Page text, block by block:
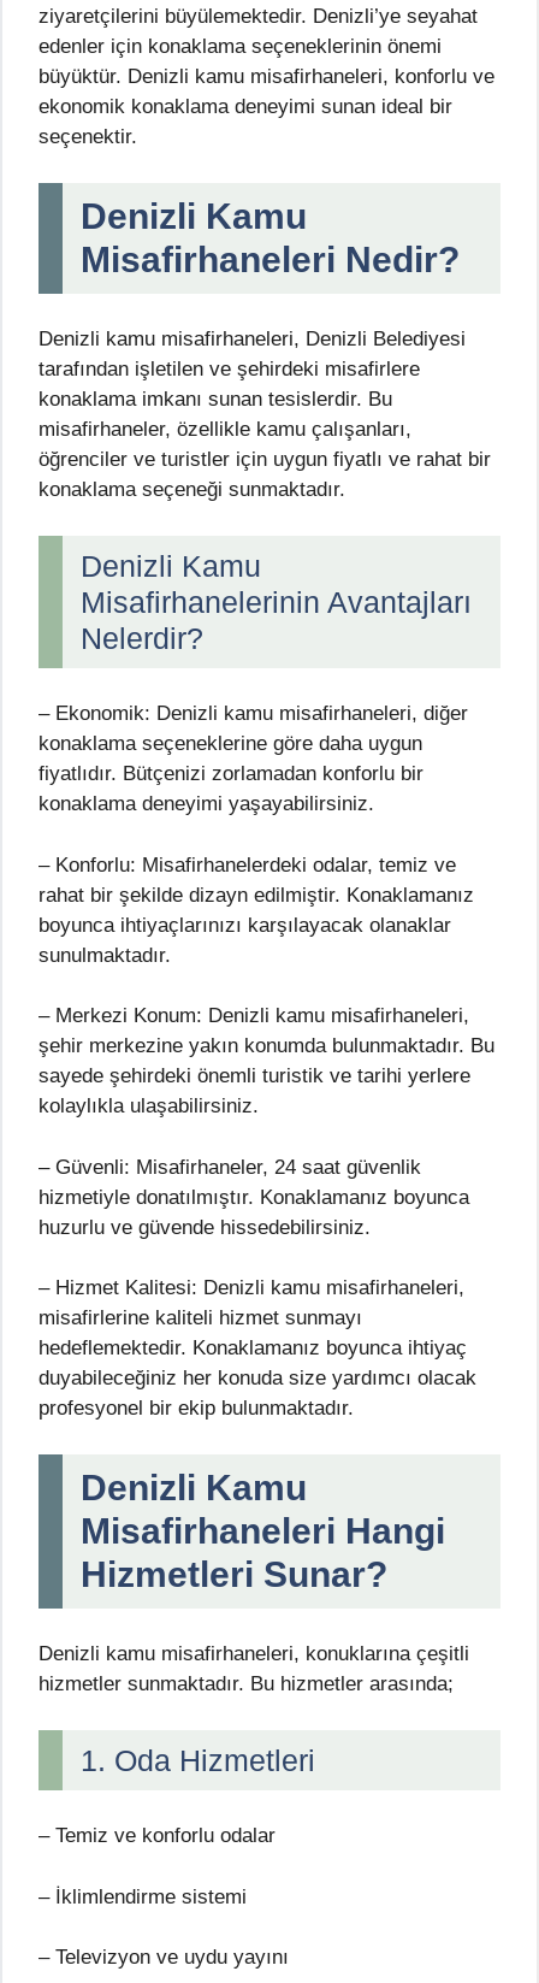
ziyaretçilerini büyülemektedir. Denizli’ye seyahat
edenler için konaklama seçeneklerinin önemi
büyüktür. Denizli kamu misafirhaneleri, konforlu ve
ekonomik konaklama deneyimi sunan ideal bir
seçenektir.
Denizli Kamu
Misafirhaneleri Nedir?
Denizli kamu misafirhaneleri, Denizli Belediyesi
tarafından işletilen ve şehirdeki misafirlere
konaklama imkanı sunan tesislerdir. Bu
misafirhaneler, özellikle kamu çalışanları,
öğrenciler ve turistler için uygun fiyatlı ve rahat bir
konaklama seçeneği sunmaktadır.
Denizli Kamu
Misafirhanelerinin Avantajları
Nelerdir?
– Ekonomik: Denizli kamu misafirhaneleri, diğer
konaklama seçeneklerine göre daha uygun
fiyatlıdır. Bütçenizi zorlamadan konforlu bir
konaklama deneyimi yaşayabilirsiniz.
– Konforlu: Misafirhanelerdeki odalar, temiz ve
rahat bir şekilde dizayn edilmiştir. Konaklamanız
boyunca ihtiyaçlarınızı karşılayacak olanaklar
sunulmaktadır.
– Merkezi Konum: Denizli kamu misafirhaneleri,
şehir merkezine yakın konumda bulunmaktadır. Bu
sayede şehirdeki önemli turistik ve tarihi yerlere
kolaylıkla ulaşabilirsiniz.
– Güvenli: Misafirhaneler, 24 saat güvenlik
hizmetiyle donatılmıştır. Konaklamanız boyunca
huzurlu ve güvende hissedebilirsiniz.
– Hizmet Kalitesi: Denizli kamu misafirhaneleri,
misafirlerine kaliteli hizmet sunmayı
hedeflemektedir. Konaklamanız boyunca ihtiyaç
duyabileceğiniz her konuda size yardımcı olacak
profesyonel bir ekip bulunmaktadır.
Denizli Kamu
Misafirhaneleri Hangi
Hizmetleri Sunar?
Denizli kamu misafirhaneleri, konuklarına çeşitli
hizmetler sunmaktadır. Bu hizmetler arasında;
1. Oda Hizmetleri
– Temiz ve konforlu odalar
– İklimlendirme sistemi
– Televizyon ve uydu yayını